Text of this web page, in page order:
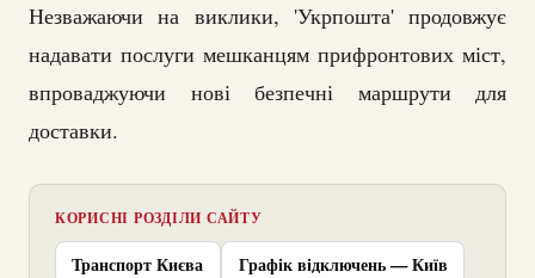
Незважаючи на виклики, 'Укрпошта' продовжує
надавати послуги мешканцям прифронтових міст,
впроваджуючи нові безпечні маршрути для
доставки.
КОРИСНІ РОЗДІЛИ САЙТУ
Транспорт Києва Графік відключень — Київ